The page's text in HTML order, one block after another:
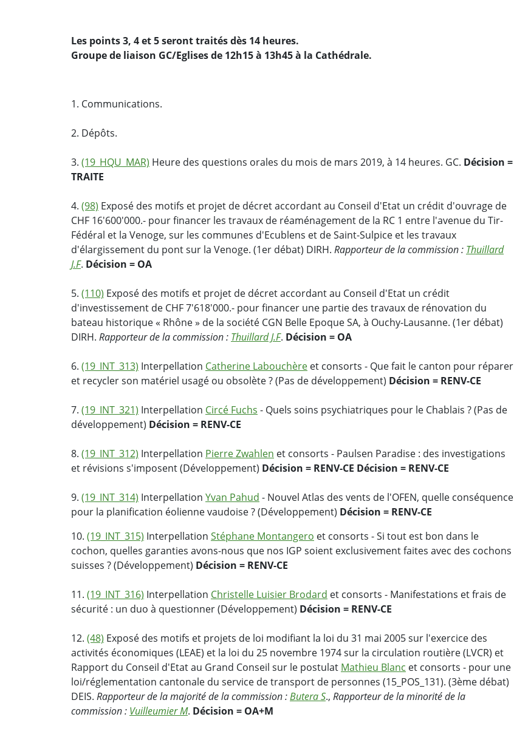
Les points 3, 4 et 5 seront traités dès 14 heures.
Groupe de liaison GC/Eglises de 12h15 à 13h45 à la Cathédrale.
1. Communications.
2. Dépôts.
3. (19_HQU_MAR) Heure des questions orales du mois de mars 2019, à 14 heures. GC. Décision =
TRAITE
4. (98) Exposé des motifs et projet de décret accordant au Conseil d'Etat un crédit d'ouvrage de
CHF 16'600'000.- pour financer les travaux de réaménagement de la RC 1 entre l'avenue du Tir-
Fédéral et la Venoge, sur les communes d'Ecublens et de Saint-Sulpice et les travaux
d'élargissement du pont sur la Venoge. (1er débat) DIRH. Rapporteur de la commission : Thuillard
J.F. Décision = OA
5. (110) Exposé des motifs et projet de décret accordant au Conseil d'Etat un crédit
d'investissement de CHF 7'618'000.- pour financer une partie des travaux de rénovation du
bateau historique « Rhône » de la société CGN Belle Epoque SA, à Ouchy-Lausanne. (1er débat)
DIRH. Rapporteur de la commission : Thuillard J.F. Décision = OA
6. (19_INT_313) Interpellation Catherine Labouchère et consorts - Que fait le canton pour réparer
et recycler son matériel usagé ou obsolète ? (Pas de développement) Décision = RENV-CE
7. (19_INT_321) Interpellation Circé Fuchs - Quels soins psychiatriques pour le Chablais ? (Pas de
développement) Décision = RENV-CE
8. (19_INT_312) Interpellation Pierre Zwahlen et consorts - Paulsen Paradise : des investigations
et révisions s'imposent (Développement) Décision = RENV-CE Décision = RENV-CE
9. (19_INT_314) Interpellation Yvan Pahud - Nouvel Atlas des vents de l'OFEN, quelle conséquence
pour la planification éolienne vaudoise ? (Développement) Décision = RENV-CE
10. (19_INT_315) Interpellation Stéphane Montangero et consorts - Si tout est bon dans le
cochon, quelles garanties avons-nous que nos IGP soient exclusivement faites avec des cochons
suisses ? (Développement) Décision = RENV-CE
11. (19_INT_316) Interpellation Christelle Luisier Brodard et consorts - Manifestations et frais de
sécurité : un duo à questionner (Développement) Décision = RENV-CE
12. (48) Exposé des motifs et projets de loi modifiant la loi du 31 mai 2005 sur l'exercice des
activités économiques (LEAE) et la loi du 25 novembre 1974 sur la circulation routière (LVCR) et
Rapport du Conseil d'Etat au Grand Conseil sur le postulat Mathieu Blanc et consorts - pour une
loi/réglementation cantonale du service de transport de personnes (15_POS_131). (3ème débat)
DEIS. Rapporteur de la majorité de la commission :Butera S., Rapporteur de la minorité de la
commission : Vuilleumier M. Décision = OA+M